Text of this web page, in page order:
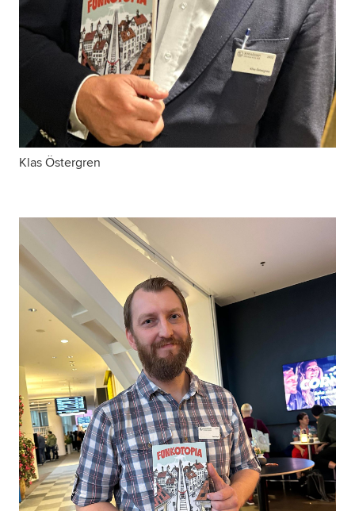
Klas Östergren